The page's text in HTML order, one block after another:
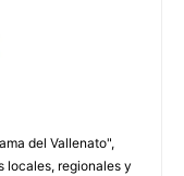
del Vallenato",
locales, regionales y